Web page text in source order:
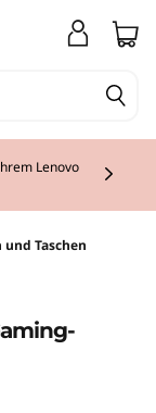
Lenovo
und Taschen